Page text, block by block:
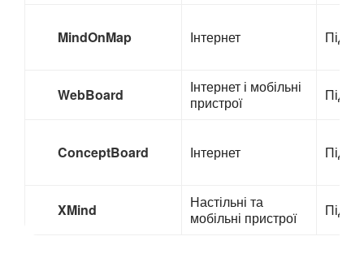
MindOnMap Інтернет
WebBoard
Інтернет і мобільні
пристрої
ConceptBoard Інтернет
XMind
Настільні та
мобільні пристрої